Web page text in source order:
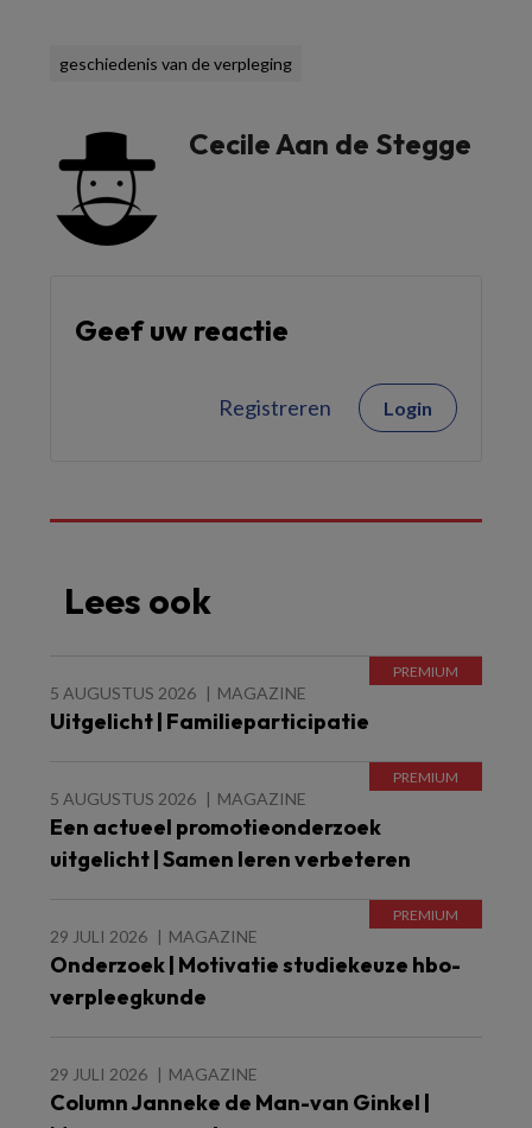
geschiedenis van de verpleging
Cecile Aan de Stegge
Geef uw reactie
Registreren Login
Lees ook
5 AUGUSTUS 2026 MAGAZINE
Uitgelicht | Familieparticipatie
5 AUGUSTUS 2026 MAGAZINE
Een actueel promotieonderzoek
uitgelicht | Samen leren verbeteren
29 JULI 2026 MAGAZINE
Onderzoek | Motivatie studiekeuze hbo-
verpleegkunde
29 JULI 2026 MAGAZINE
Column Janneke de Man-van Ginkel |